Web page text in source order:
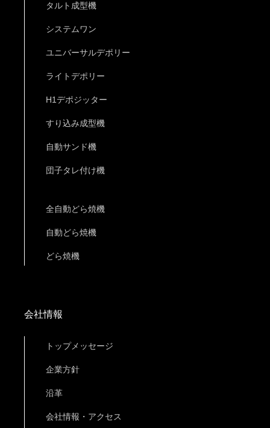
タルト成型機
システムワン
ユニバーサルデポリー
ライトデポリー
H1デポジッター
すり込み成型機
自動サンド機
団子タレ付け機
全自動どら焼機
自動どら焼機
どら焼機
会社情報
トップメッセージ
企業方針
沿革
会社情報・アクセス